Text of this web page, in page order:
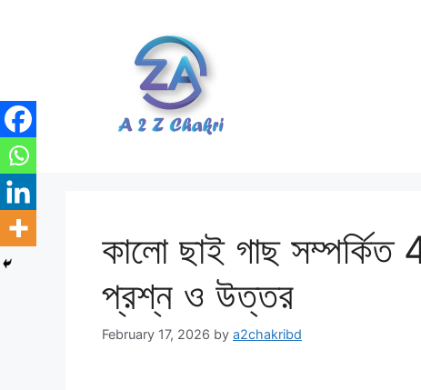
কালো ছাই গাছ সম্পর্কিত
প্রশ্ন ও উত্তর
February 17, 2026 by a2chakribd